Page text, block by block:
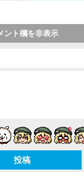
ント欄を非表示